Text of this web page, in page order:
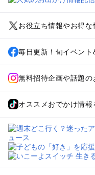
お役立ち情報やお得な
毎日更新！旬イベント
無料招待企画や話題の
オススメおでかけ情報